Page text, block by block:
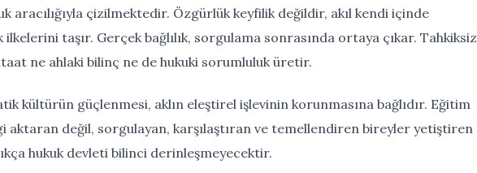
aracılığıyla çizilmektedir. Özgürlük keyfilik değildir, akıl kendi içinde
ilkelerini taşır. Gerçek bağlılık, sorgulama sonrasında ortaya çıkar. Tahkiksiz
ne ahlaki bilinç ne de hukuki sorumluluk üretir.
kültürün güçlenmesi, aklın eleştirel işlevinin korunmasına bağlıdır. Eğitim
aktaran değil, sorgulayan, karşılaştıran ve temellendiren bireyler yetiştiren
hukuk devleti bilinci derinleşmeyecektir.